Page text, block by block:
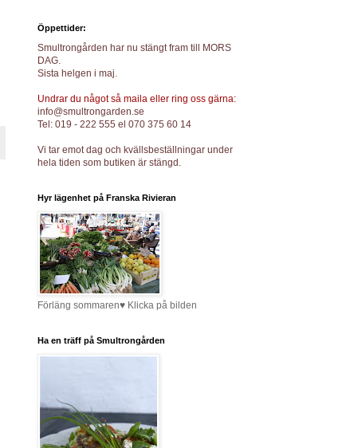
Öppettider:
Smultrongården har nu stängt fram till MORS
DAG.
Sista helgen i maj.
Undrar du något så maila eller ring oss gärna:
info@smultrongarden.se
Tel: 019 - 222 555 el 070 375 60 14
Vi tar emot dag och kvällsbeställningar under
hela tiden som butiken är stängd.
Hyr lägenhet på Franska Rivieran
Förläng sommaren♥ Klicka på bilden
Ha en träff på Smultrongården